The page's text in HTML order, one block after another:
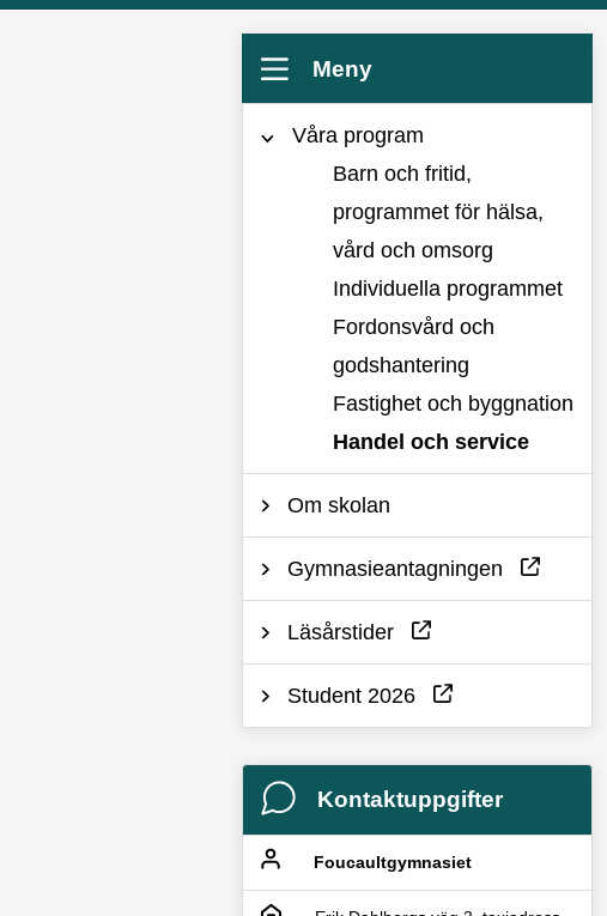
Meny
Våra program
Barn och fritid,
programmet för hälsa,
vård och omsorg
Individuella programmet
Fordonsvård och
godshantering
Fastighet och byggnation
Handel och service
Om skolan
Gymnasieantagningen
Läsårstider
Student 2026
Kontaktuppgifter
Foucaultgymnasiet